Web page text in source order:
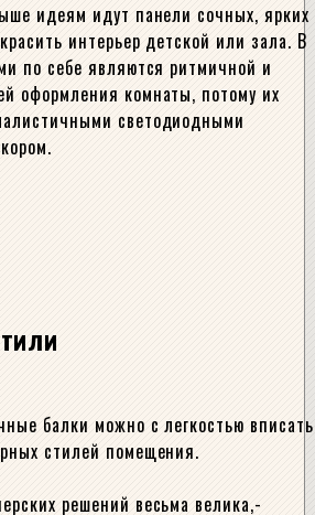
идеям идут панели сочных, ярких
интерьер детской или зала. В
по себе являются ритмичной и
оформления комнаты, потому их
светодиодными
балки можно с легкостью вписать
стилей помещения.
решений весьма велика,-